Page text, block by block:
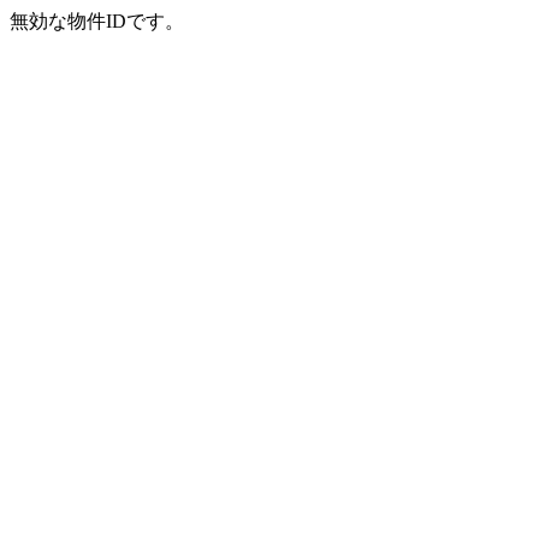
無効な物件IDです。